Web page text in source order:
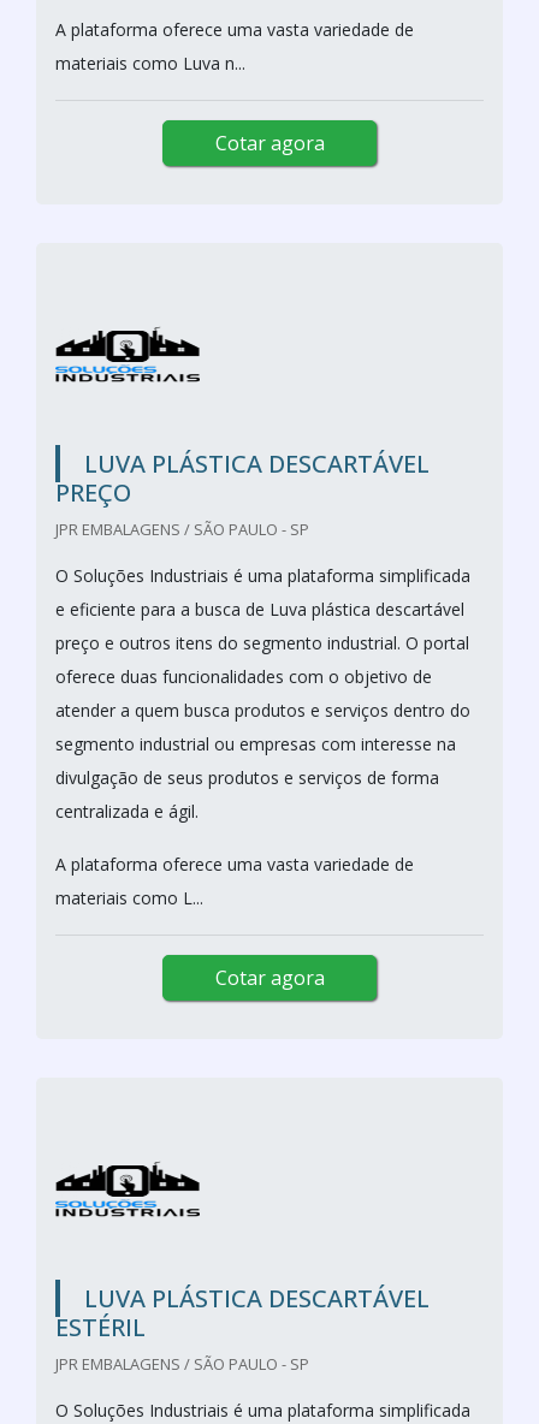
A plataforma oferece uma vasta variedade de
materiais como Luva n...
Cotar agora
LUVA PLÁSTICA DESCARTÁVEL
PREÇO
JPR EMBALAGENS / SÃO PAULO - SP
O Soluções Industriais é uma plataforma simplificada
e eficiente para a busca de Luva plástica descartável
preço e outros itens do segmento industrial. O portal
oferece duas funcionalidades com o objetivo de
atender a quem busca produtos e serviços dentro do
segmento industrial ou empresas com interesse na
divulgação de seus produtos e serviços de forma
centralizada e ágil.
A plataforma oferece uma vasta variedade de
materiais como L...
Cotar agora
LUVA PLÁSTICA DESCARTÁVEL
ESTÉRIL
JPR EMBALAGENS / SÃO PAULO - SP
O Soluções Industriais é uma plataforma simplificada